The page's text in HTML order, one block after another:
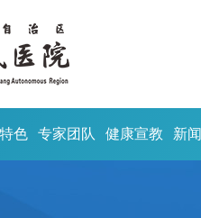
色 专家团队 健康宣教 新